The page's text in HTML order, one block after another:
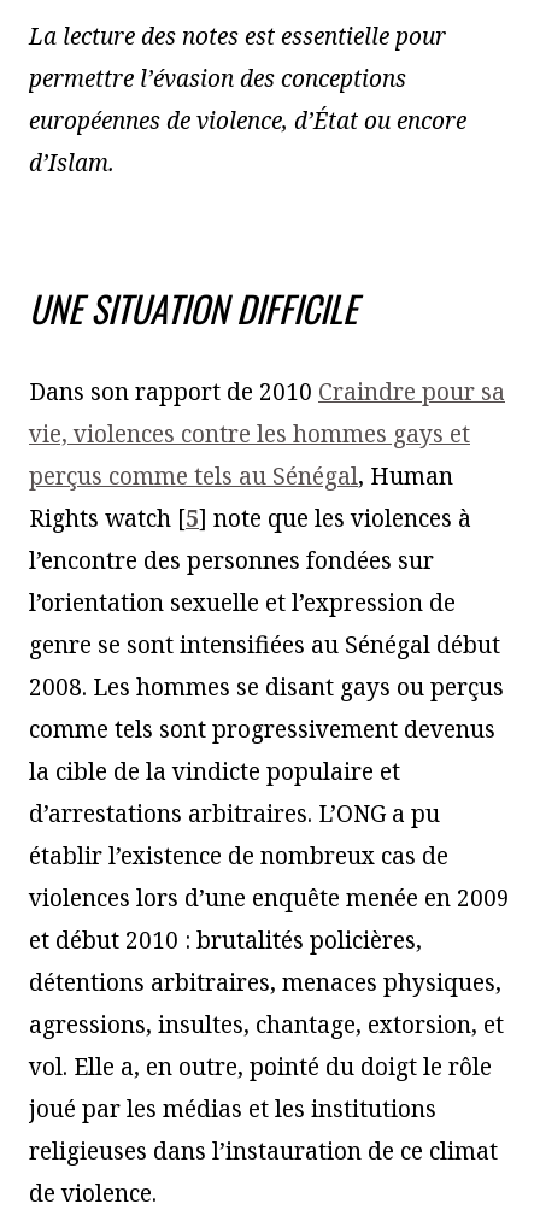
La lecture des notes est essentielle pour
permettre l’évasion des conceptions
européennes de violence, d’État ou encore
d’Islam.
UNE SITUATION DIFFICILE
Dans son rapport de 2010 Craindre pour sa
vie, violences contre les hommes gays et
perçus comme tels au Sénégal, Human
Rights watch [5] note que les violences à
l’encontre des personnes fondées sur
l’orientation sexuelle et l’expression de
genre se sont intensifiées au Sénégal début
2008. Les hommes se disant gays ou perçus
comme tels sont progressivement devenus
la cible de la vindicte populaire et
d’arrestations arbitraires. L’ONG a pu
établir l’existence de nombreux cas de
violences lors d’une enquête menée en 2009
et début 2010 : brutalités policières,
détentions arbitraires, menaces physiques,
agressions, insultes, chantage, extorsion, et
vol. Elle a, en outre, pointé du doigt le rôle
joué par les médias et les institutions
religieuses dans l’instauration de ce climat
de violence.